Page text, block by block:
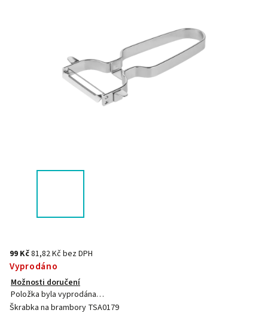
99 Kč81,82 Kč bez DPH
Vyprodáno
Možnosti doručení
Položka byla vyprodána…
Škrabka na brambory TSA0179